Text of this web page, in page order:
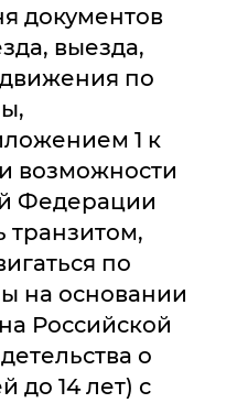
документов
выезда,
по
1 к
возможности
Федерации
транзитом,
по
на основании
Российской
о
до 14 лет) с